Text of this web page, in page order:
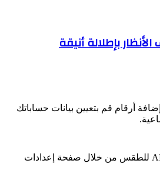
بإطلالة أنيقة
أرقام قم بتعيين بيانات حساباتك
يجب عليك إضافة مفتاح API للطقس من خلال صفحة إعدادات